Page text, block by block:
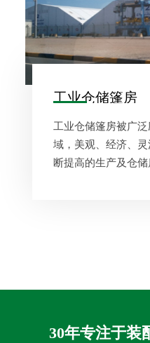
工业仓储篷房
工业仓储篷房被广
域，美观、经济、
断提高的生产及仓储
30年专注于装